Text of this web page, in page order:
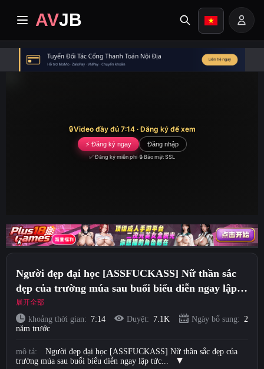
AVJB
trang nhất
video cao cấp
Image search
Short Videos
🔒Video đầy đủ 7:14 · Đăng ký để xem
⚡ Đăng ký ngay Đăng nhập
✅ Đăng ký miễn phí·🔒 Bảo mật SSL
Người đẹp đại học [ASSFUCKASS] Nữ thần sắc
đẹp của trường múa sau buổi biểu diễn ngay lập
tức được chủ nhân đưa vào phòng. Cô ấy có thân
hình tuyệt đẹp và đôi chân dài. Cô ấy đã bị đụ cho
đến khi cầu xin sự thương xót và cầu xin được cho
phép. đi. Cô ấy đã bị bôi kem mà không dùng bao
cao su!
展开全部
khoảng thời gian: 7:14 Duyệt: 7.1K Ngày bổ sung: 2
năm trước
mô tả:
Người đẹp đại học [ASSFUCKASS] Nữ thần sắc đẹp của
trường múa sau buổi biểu diễn ngay lập tức...